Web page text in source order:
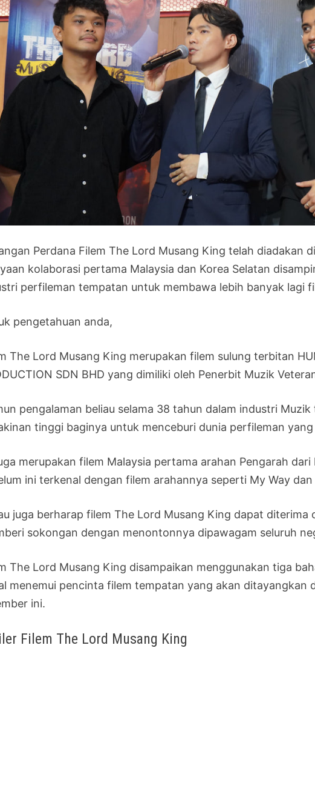
Perdana Filem The Lord Musang King telah diadakan
kolaborasi pertama Malaysia dan Korea Selatan
perfileman tempatan untuk membawa lebih banyak lagi
pengetahuan anda,
The Lord Musang King merupakan filem sulung terbitan
SDN BHD yang dimiliki oleh Penerbit Muzik
pengalaman beliau selama 38 tahun dalam industri
tinggi baginya untuk menceburi dunia perfileman
merupakan filem Malaysia pertama arahan Pengarah
ini terkenal dengan filem arahannya seperti My Way
juga berharap filem The Lord Musang King dapat
sokongan dengan menontonnya dipawagam seluruh
The Lord Musang King disampaikan menggunakan tiga
menemui pencinta filem tempatan yang akan ditayangkan
ini.
Filem The Lord Musang King